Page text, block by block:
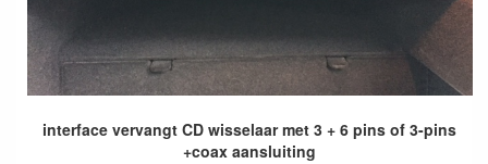
interface vervangt CD wisselaar met 3 + 6 pins of 3-pins
+coax aansluiting